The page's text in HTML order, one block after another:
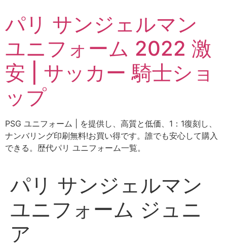
テ
ツ
に
ス
パリ サンジェルマン
ユニフォーム 2022 激
安 | サッカー 騎士ショ
ップ
PSG ユニフォーム | を提供し、高質と低価、1：1復刻し、
ナンバリング印刷無料!お買い得です。誰でも安心して購入
できる。歴代パリ ユニフォーム一覧。
パリ サンジェルマン
ユニフォーム ジュニ
ア